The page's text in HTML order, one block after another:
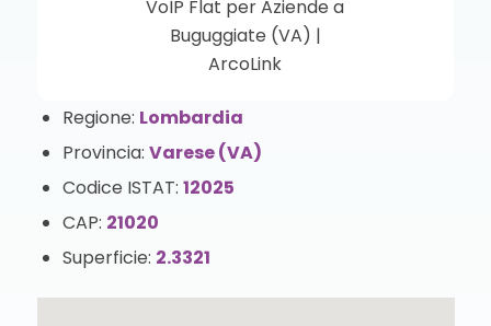
Regione: Lombardia
Provincia: Varese (VA)
Codice ISTAT: 12025
CAP: 21020
Superficie: 2.3321